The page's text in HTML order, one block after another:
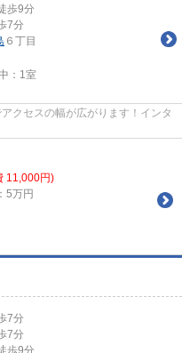
歩9分
7分
６丁目
： 1室
クセスの幅が広がります！インタ
11,000円)
5万円
7分
7分
歩9分